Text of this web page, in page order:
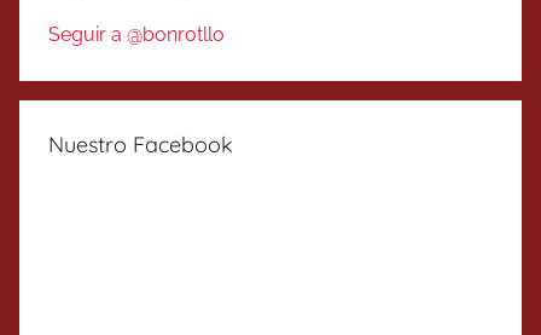
Seguir a @bonrotllo
Nuestro Facebook